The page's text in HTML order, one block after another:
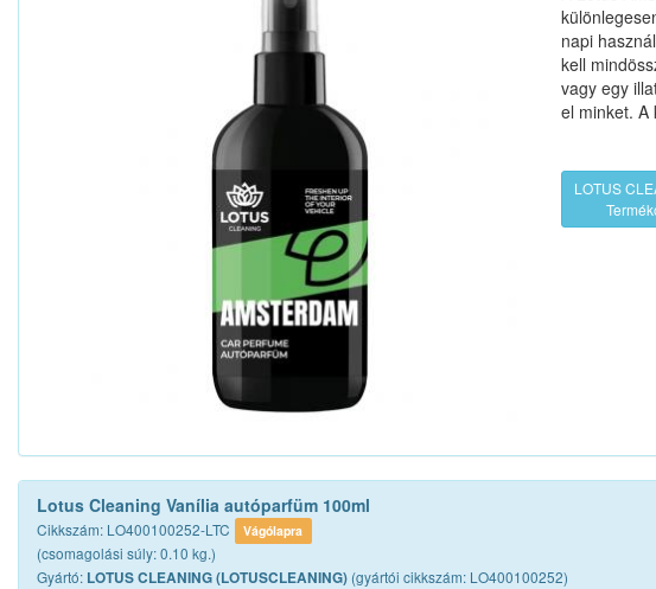
napi
kell
vagy egy
el minket. A
LOTUS
Lotus Cleaning Vanília autóparfüm 100ml
Cikkszám: LO400100252-LTC Vágólapra
(csomagolási súly: 0.10 kg.)
Gyártó: LOTUS CLEANING (LOTUSCLEANING) (gyártói cikkszám: LO400100252)